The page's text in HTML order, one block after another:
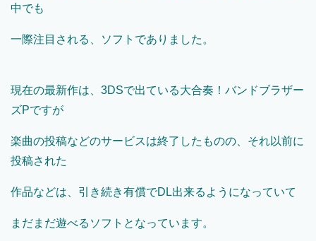
中でも
一際注目される、ソフトでありました。
現在の最新作は、3DSで出ている大合奏！バンドブラザー
ズPですが
楽曲の投稿などのサービスは終了したものの、それ以前に
投稿された
作品などは、引き続き有償でDL出来るようになっていて
まだまだ遊べるソフトとなっています。